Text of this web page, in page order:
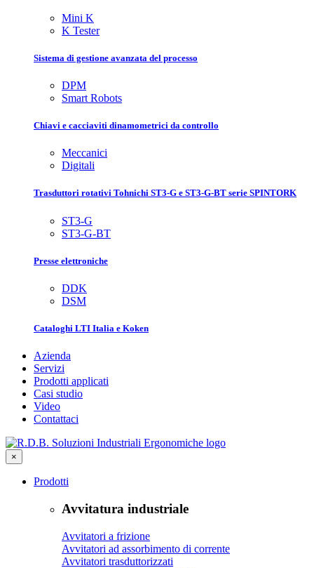
Mini K
K Tester
Sistema di gestione avanzata del processo
DPM
Smart Robots
Chiavi e cacciaviti dinamometrici da controllo
Meccanici
Digitali
Trasduttori rotativi Tohnichi ST3-G e ST3-G-BT serie SPINTORK
ST3-G
ST3-G-BT
Presse elettroniche
DDK
DSM
Cataloghi LTI Italia e Koken
Azienda
Servizi
Prodotti applicati
Casi studio
Video
Contattaci
×
Prodotti
Avvitatura industriale
Avvitatori a frizione
Avvitatori ad assorbimento di corrente
Avvitatori trasduttorizzati